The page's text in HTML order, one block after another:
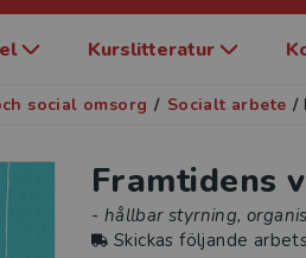
Kurslitteratur
social omsorg / Socialt arbete /
Framtidens
- hållbar styrning,
Skickas följande